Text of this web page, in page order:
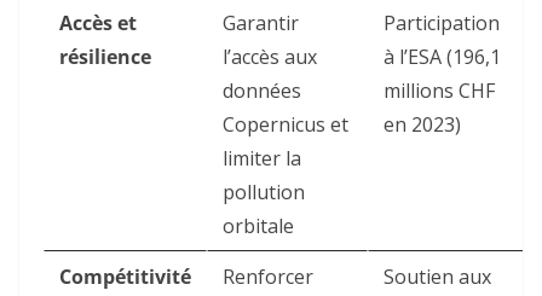
Accès et
résilience
Garantir
l’accès aux
données
Copernicus et
limiter la
pollution
orbitale
Participation
à l’ESA (196,1
millions CHF
en 2023)
Compétitivité
Renforcer
Soutien aux